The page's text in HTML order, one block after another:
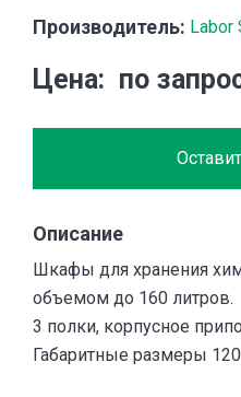
Производитель: Labor
Цена по
Описание
Шкафы для хранения
объемом до 160 литров.
3 полки, корпусное
Габаритные размеры